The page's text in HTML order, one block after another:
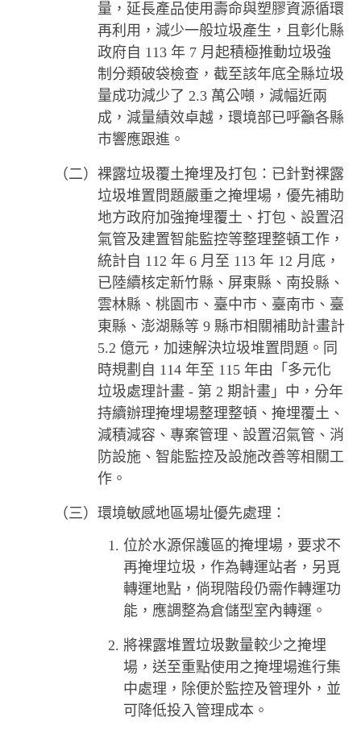
量，延長產品使用壽命與塑膠資源循環
再利用，減少一般垃圾產生，且彰化縣
政府自 113 年 7 月起積極推動垃圾強
制分類破袋檢查，截至該年底全縣垃圾
量成功減少了 2.3 萬公噸，減幅近兩
成，減量績效卓越，環境部已呼籲各縣
市響應跟進。
（二）裸露垃圾覆土掩埋及打包：已針對裸露
垃圾堆置問題嚴重之掩埋場，優先補助
地方政府加強掩埋覆土、打包、設置沼
氣管及建置智能監控等整理整頓工作，
統計自 112 年 6 月至 113 年 12 月底，
已陸續核定新竹縣、屏東縣、南投縣、
雲林縣、桃園市、臺中市、臺南市、臺
東縣、澎湖縣等 9 縣市相關補助計畫計
5.2 億元，加速解決垃圾堆置問題。同
時規劃自 114 年至 115 年由「多元化
垃圾處理計畫 - 第 2 期計畫」中，分年
持續辦理掩埋場整理整頓、掩埋覆土、
減積減容、專案管理、設置沼氣管、消
防設施、智能監控及設施改善等相關工
作。
（三）環境敏感地區場址優先處理：
1. 位於水源保護區的掩埋場，要求不
再掩埋垃圾，作為轉運站者，另覓
轉運地點，倘現階段仍需作轉運功
能，應調整為倉儲型室內轉運。
2. 將裸露堆置垃圾數量較少之掩埋
場，送至重點使用之掩埋場進行集
中處理，除便於監控及管理外，並
可降低投入管理成本。